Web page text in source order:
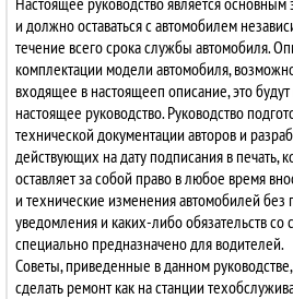
и должно оставаться с автомобилем
течение всего срока службы автомобиля.
комплектации модели автомобиля,
входящее в настоящееп описание, это
настоящее руководство. Руководство
технической документации авторов и
действующих на дату подписания в печать,
оставляет за собой право в любое время
и технические изменения автомобилей без
уведомления и каких-либо обязательств
специально предназначено для водителей.
Советы, приведенные в данном
сделать ремонт как на станции